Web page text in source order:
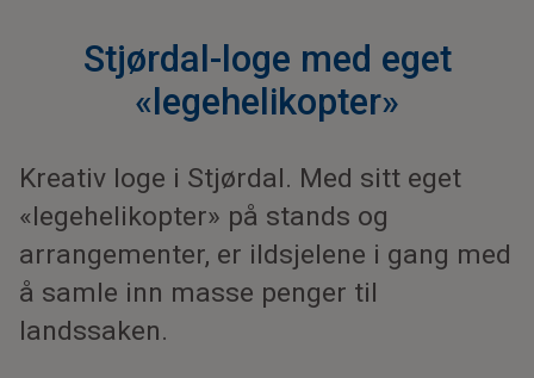
Stjørdal-loge med eget
«legehelikopter»
Kreativ loge i Stjørdal. Med sitt eget
«legehelikopter» på stands og
arrangementer, er ildsjelene i gang med
å samle inn masse penger til
landssaken.